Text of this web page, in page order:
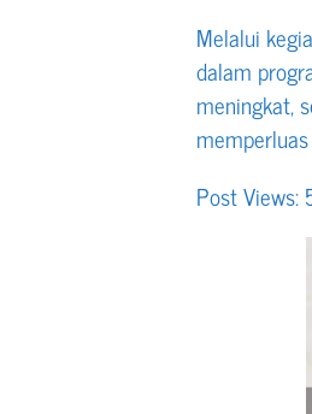
Melalui
dalam
meningkat,
Post Views: